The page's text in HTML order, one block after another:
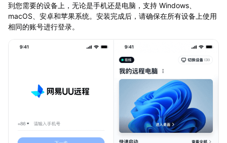
到您需要的设备上，无论是手机还是电脑，支持 Windows、
macOS、安卓和苹果系统。安装完成后，请确保在所有设备上使用
相同的账号进行登录。